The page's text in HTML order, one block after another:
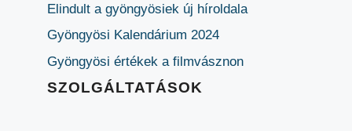
Elindult a gyöngyösiek új híroldala
Gyöngyösi Kalendárium 2024
Gyöngyösi értékek a filmvásznon
SZOLGÁLTATÁSOK